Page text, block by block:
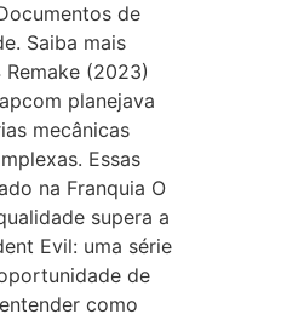
de
Saiba mais
(2023)
planejava
mecânicas
Essas
na Franquia O
supera a
Evil: uma série
de
como